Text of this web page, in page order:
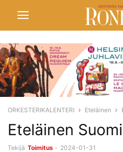
ORKESTERIKALENTERI Eteläinen
Eteläinen
Tekijä Toimitus - 2024-01-31